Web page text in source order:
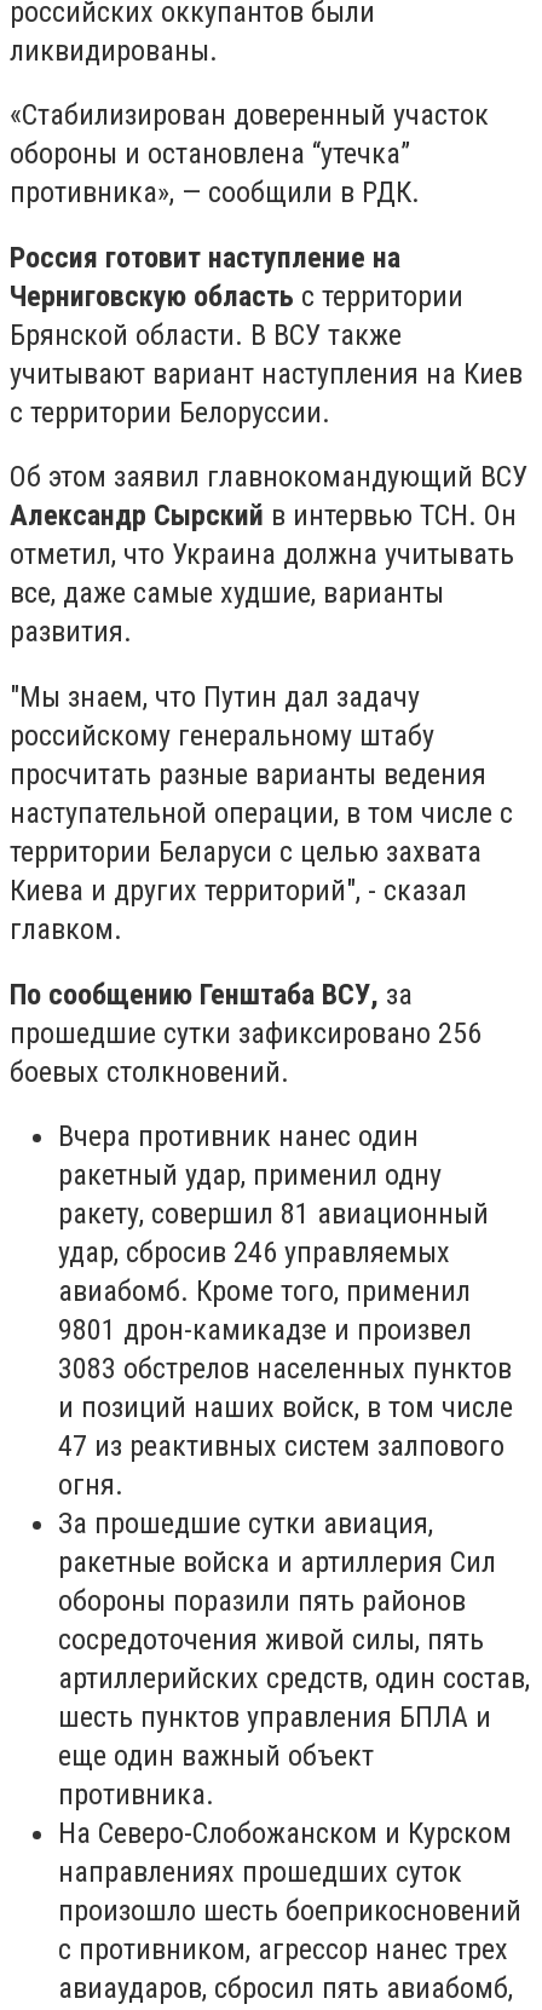
российских оккупантов были
ликвидированы.
«Стабилизирован доверенный участок
обороны и остановлена “утечка”
противника», — сообщили в РДК.
Россия готовит наступление на
Черниговскую область с территории
Брянской области. В ВСУ также
учитывают вариант наступления на Киев
с территории Белоруссии.
Об этом заявил главнокомандующий ВСУ
Александр Сырский в интервью ТСН. Он
отметил, что Украина должна учитывать
все, даже самые худшие, варианты
развития.
"Мы знаем, что Путин дал задачу
российскому генеральному штабу
просчитать разные варианты ведения
наступательной операции, в том числе с
территории Беларуси с целью захвата
Киева и других территорий", - сказал
главком.
По сообщению Генштаба ВСУ, за
прошедшие сутки зафиксировано 256
боевых столкновений.
Вчера противник нанес один
ракетный удар, применил одну
ракету, совершил 81 авиационный
удар, сбросив 246 управляемых
авиабомб. Кроме того, применил
9801 дрон-камикадзе и произвел
3083 обстрелов населенных пунктов
и позиций наших войск, в том числе
47 из реактивных систем залпового
огня.
За прошедшие сутки авиация,
ракетные войска и артиллерия Сил
обороны поразили пять районов
сосредоточения живой силы, пять
артиллерийских средств, один состав,
шесть пунктов управления БПЛА и
еще один важный объект
противника.
На Северо-Слобожанском и Курском
направлениях прошедших суток
произошло шесть боеприкосновений
с противником, агрессор нанес трех
авиаударов, сбросил пять авиабомб,